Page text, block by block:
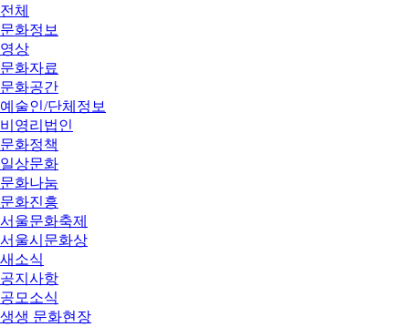
전체
문화정보
영상
문화자료
문화공간
예술인/단체정보
비영리법인
문화정책
일상문화
문화나눔
문화진흥
서울문화축제
서울시문화상
새소식
공지사항
공모소식
생생 문화현장